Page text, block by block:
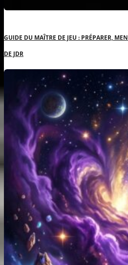
GUIDE DU MAÎTRE DE JEU : PRÉPARER,
DE JDR